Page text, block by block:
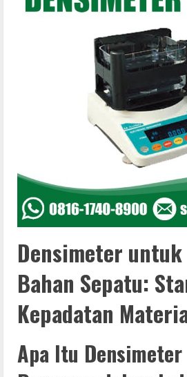
Densimeter
Bahan Sepatu:
Kepadatan
Apa Itu Densimeter